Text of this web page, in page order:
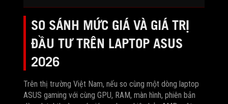
SO SÁNH MỨC GIÁ VÀ GIÁ TRỊ
ĐẦU TƯ TRÊN LAPTOP ASUS
2026
Trên thị trường Việt Nam, nếu so cùng một dòng laptop
ASUS gaming với cùng GPU, RAM, màn hình, phiên bản